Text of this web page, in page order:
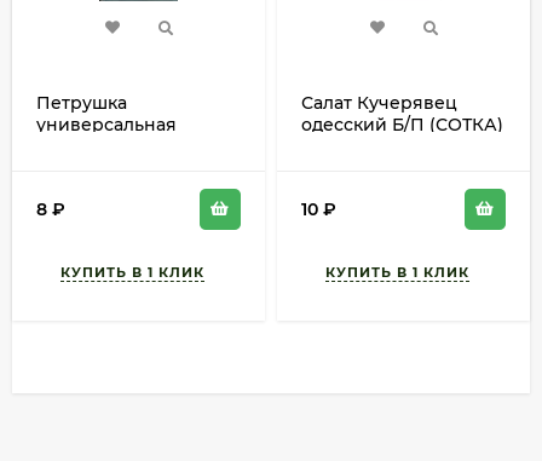
Петрушка
универсальная
8 ₽
Салат Кучерявец
одесский Б/П (СОТКА)
10 ₽